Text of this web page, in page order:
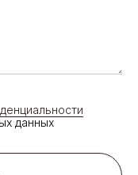
данных